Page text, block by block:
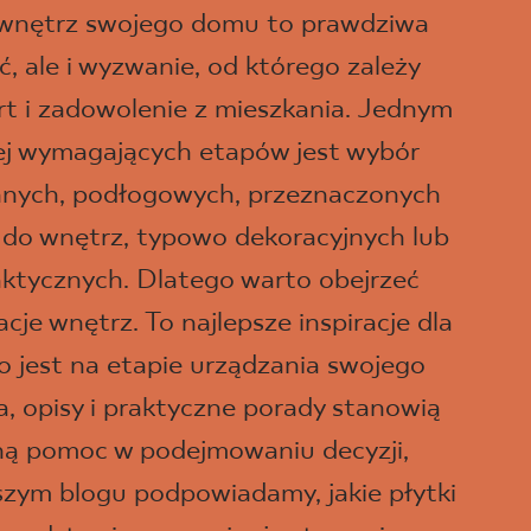
swojego domu to prawdziwa
ale i wyzwanie, od którego zależy
i zadowolenie z mieszkania. Jednym
wymagających etapów jest wybór
podłogowych, przeznaczonych
wnętrz, typowo dekoracyjnych lub
Dlatego warto obejrzeć
wnętrz. To najlepsze inspiracje dla
jest na etapie urządzania swojego
opisy i praktyczne porady stanowią
pomoc w podejmowaniu decyzji,
blogu podpowiadamy, jakie płytki